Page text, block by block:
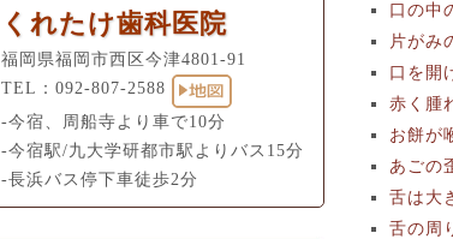
口の中
片がみ
口を開
赤く腫
お餅が
あごの
舌は大
舌の周
くれたけ歯科医院
福岡県福岡市西区今津4801-91
TEL： 092-807-2588
-今宿、周船寺より車で10分
-今宿駅/九大学研都市駅よりバス15分
-長浜バス停下車徒歩2分